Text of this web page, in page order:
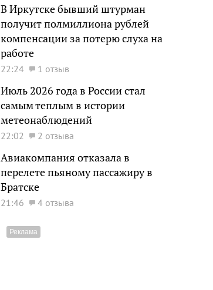
В Иркутске бывший штурман
получит полмиллиона рублей
компенсации за потерю слуха на
работе
22:24 1 отзыв
Июль 2026 года в России стал
самым теплым в истории
метеонаблюдений
22:02 2 отзыва
Авиакомпания отказала в
перелете пьяному пассажиру в
Братске
21:46 4 отзыва